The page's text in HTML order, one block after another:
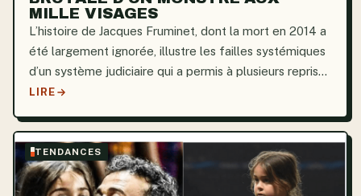
MILLE VISAGES
L’histoire de Jacques Fruminet, dont la mort en 2014 a
été largement ignorée, illustre les failles systémiques
d’un système judiciaire qui a permis à plusieurs reprises
à un prédateur de commettre de nouveaux crimes
LIRE
TENDANCES